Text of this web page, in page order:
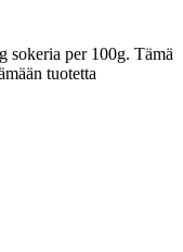
sokeria per 100g. Tämä
tuotetta